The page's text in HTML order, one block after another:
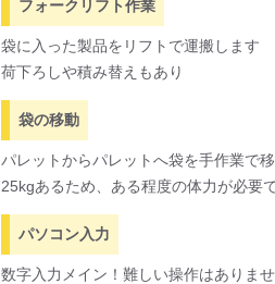
フォークリフト作業
袋に入った製品をリフトで運搬します
荷下ろしや積み替えもあり
袋の移動
パレットからパレットへ袋を手作業で
25kgあるため、ある程度の体力が必要
パソコン入力
数字入力メイン！難しい操作はありま